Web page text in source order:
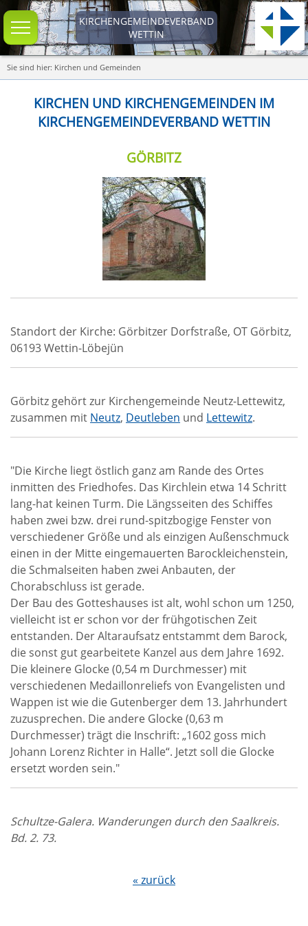
KIRCHENGEMEINDEVERBAND
WETTIN
Sie sind hier: Kirchen und Gemeinden
KIRCHEN UND KIRCHENGEMEINDEN IM
KIRCHENGEMEINDEVERBAND WETTIN
GÖRBITZ
Standort der Kirche: Görbitzer Dorfstraße, OT Görbitz,
06193 Wettin-Löbejün
Görbitz gehört zur Kirchengemeinde Neutz-Lettewitz,
zusammen mit Neutz, Deutleben und Lettewitz.
"Die Kirche liegt östlich ganz am Rande des Ortes
inmitten des Friedhofes. Das Kirchlein etwa 14 Schritt
lang-hat keinen Turm. Die Längsseiten des Schiffes
haben zwei bzw. drei rund-spitzbogige Fenster von
verschiedener Größe und als einzigen Außenschmuck
einen in der Mitte eingemauerten Barockleichenstein,
die Schmalseiten haben zwei Anbauten, der
Chorabschluss ist gerade.
Der Bau des Gotteshauses ist alt, wohl schon um 1250,
vielleicht ist er schon vor der frühgotischen Zeit
entstanden. Der Altaraufsatz entstammt dem Barock,
die sonst gut gearbeitete Kanzel aus dem Jahre 1692.
Die kleinere Glocke (0,54 m Durchmesser) mit
verschiedenen Medaillonreliefs von Evangelisten und
Wappen ist wie die Gutenberger dem 13. Jahrhundert
zuzusprechen. Die andere Glocke (0,63 m
Durchmesser) trägt die Inschrift: „1602 goss mich
Johann Lorenz Richter in Halle“. Jetzt soll die Glocke
ersetzt worden sein."
Schultze-Galera. Wanderungen durch den Saalkreis.
Bd. 2. 73.
« zurück